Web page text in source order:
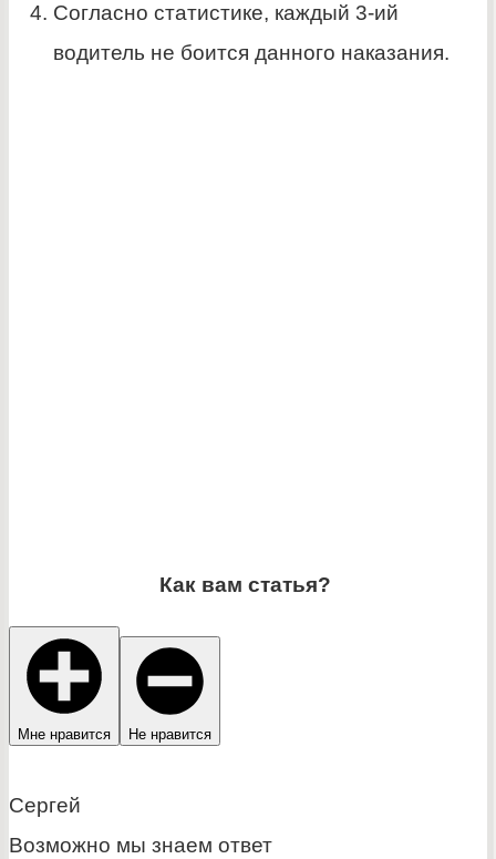
Согласно статистике, каждый 3-ий
водитель не боится данного наказания.
Как вам статья?
Мне нравится Не нравится
Сергей
Возможно мы знаем ответ